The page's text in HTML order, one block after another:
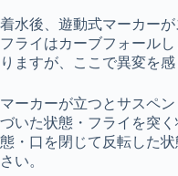
着水後、遊動式マーカー
フライはカーブフォール
りますが、ここで異変を
マーカーが立つとサスペ
づいた状態・フライを突
態・口を閉じて反転した
さい。